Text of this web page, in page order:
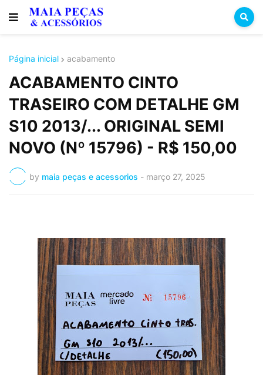
Página inicial acabamento
ACABAMENTO CINTO
TRASEIRO COM DETALHE GM
S10 2013/... ORIGINAL SEMI
NOVO (Nº 15796) - R$ 150,00
by maia peças e acessorios - março 27, 2025